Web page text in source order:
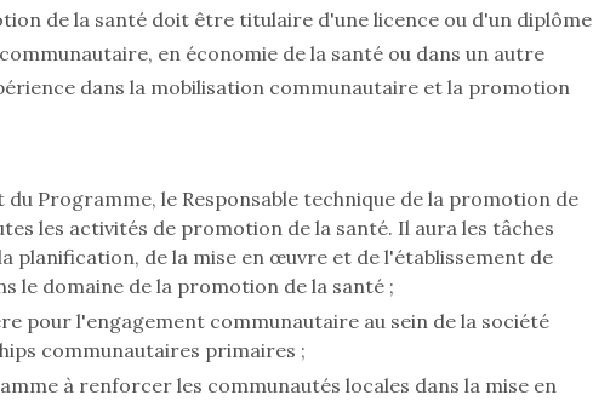
de la santé doit être titulaire d'une licence ou d'un diplôme
en économie de la santé ou dans un autre
dans la mobilisation communautaire et la promotion
Programme, le Responsable technique de la promotion de
les activités de promotion de la santé. Il aura les tâches
planification, de la mise en œuvre et de l'établissement de
le domaine de la promotion de la santé ;
pour l'engagement communautaire au sein de la société
communautaires primaires ;
à renforcer les communautés locales dans la mise en